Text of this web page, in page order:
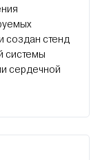
создан стенд
системы
сердечной